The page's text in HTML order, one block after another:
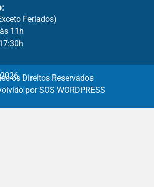
Feriados)
11h
os Direitos Reservados
por SOS WORDPRESS